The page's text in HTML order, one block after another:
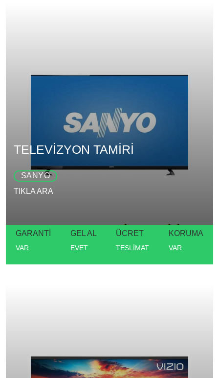
TELEVİZYON TAMİRİ
SANYO
TIKLA ARA
GARANTİ
VAR
GEL AL
EVET
ÜCRET
TESLİMAT
KORUMA
VAR